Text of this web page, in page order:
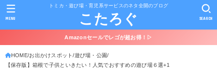
トミカ・遊び場・育児系サービスのネタ全開のブログ
こたろぐ SEARCH
MENU
Amazonセールでレゴが超お得！▷
HOME お出かけスポット 遊び場・公園
【保存版】箱根で子供といきたい！人気でおすすめの遊び場６選+1